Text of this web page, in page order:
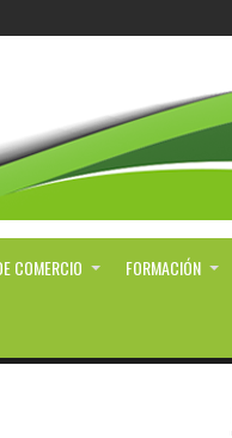
COMERCIO FORMACIÓN